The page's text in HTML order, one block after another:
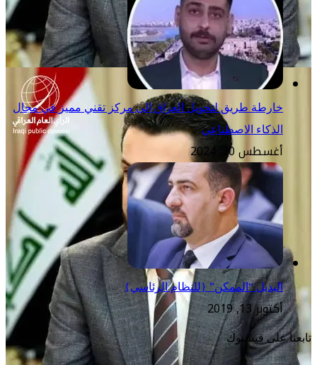
خارطة طريق لتحويل العراق الى مركز تقني مميز في مجال
الذكاء الاصطناعي
أغسطس 30, 2024
البديل “الممكن” {للنظام الرئاسي}
أكتوبر 13, 2019
تابعنا على فيسبوك